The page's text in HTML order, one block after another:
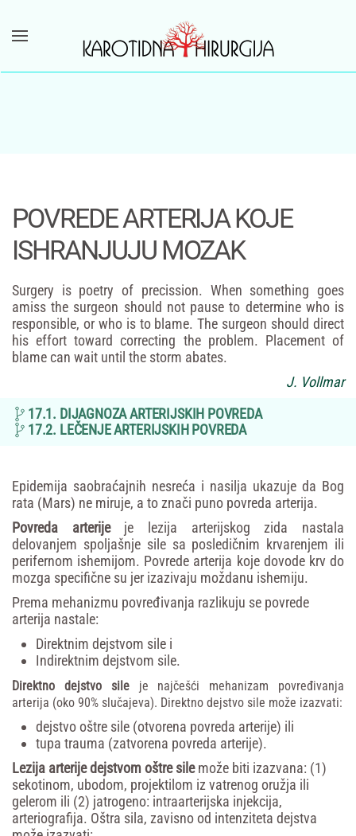
Skip to main content
POVREDE ARTERIJA KOJE
ISHRANJUJU MOZAK
Surgery is poetry of precission. When something goes
amiss the surgeon should not pause to determine who is
responsible, or who is to blame. The surgeon should direct
his effort toward correcting the problem. Placement of
blame can wait until the storm abates.
J. Vollmar
17.1. DIJAGNOZA ARTERIJSKIH POVREDA
17.2. LEČENJE ARTERIJSKIH POVREDA
Epidemija saobraćajnih nesreća i nasilja ukazuje da Bog
rata (Mars) ne miruje, a to znači puno povreda arterija.
Povreda arterijeje lezija arterijskog zida nastala
delovanjem spoljašnje sile sa posledičnim krvarenjem ili
perifernom ishemijom. Povrede arterija koje dovode krv do
mozga specifične su jer izazivaju moždanu ishemiju.
Prema mehanizmu povređivanja razlikuju se povrede
arterija nastale:
Direktnim dejstvom sile i
Indirektnim dejstvom sile.
Direktno dejstvo sile je najčešći mehanizam
povređivanja
arterija (oko 90% slučajeva). Direktno dejstvo sile može izazvati:
dejstvo oštre sile (otvorena povreda arterije) ili
tupa trauma (zatvorena povreda arterije).
Lezija arterije dejstvom oštre silemože biti izazvana: (1)
sekotinom, ubodom, projektilom iz vatrenog oružja ili
gelerom ili (2) jatrogeno: intraarterijska injekcija,
arteriografija. Oštra sila, zavisno od intenziteta dejstva